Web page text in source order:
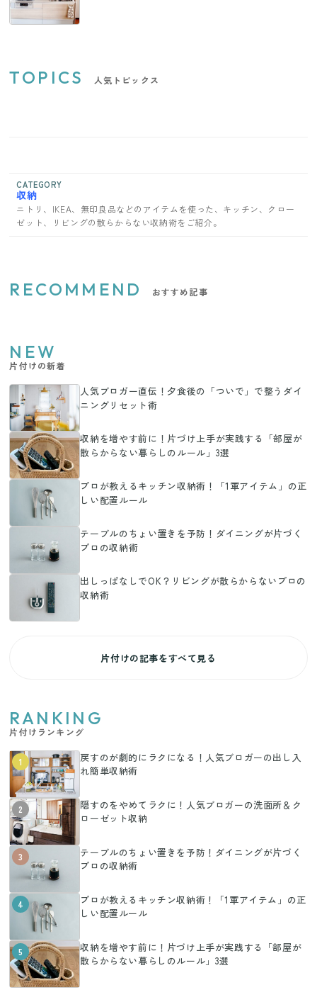
TOPICS 人気トピックス
CATEGORY
収納
ニトリ、IKEA、無印良品などのアイテムを使った、キッチン、クロー
ゼット、リビングの散らからない収納術をご紹介。
RECOMMEND おすすめ記事
NEW
片付けの新着
人気ブロガー直伝！夕食後の「ついで」で整うダイ
ニングリセット術
収納を増やす前に！片づけ上手が実践する「部屋が
散らからない暮らしのルール」3選
プロが教えるキッチン収納術！「1軍アイテム」の正
しい配置ルール
テーブルのちょい置きを予防！ダイニングが片づく
プロの収納術
出しっぱなしでOK？リビングが散らからないプロの
収納術
片付けの記事をすべて見る
RANKING
片付けランキング
1
戻すのが劇的にラクになる！人気ブロガーの出し入
れ簡単収納術
2
隠すのをやめてラクに！人気ブロガーの洗面所＆ク
ローゼット収納
3
テーブルのちょい置きを予防！ダイニングが片づく
プロの収納術
4
プロが教えるキッチン収納術！「1軍アイテム」の正
しい配置ルール
5
収納を増やす前に！片づけ上手が実践する「部屋が
散らからない暮らしのルール」3選